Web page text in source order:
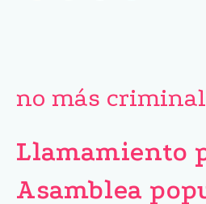
no más
Llamamiento
Asamblea